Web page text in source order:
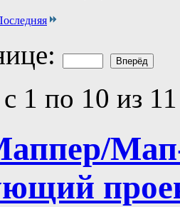
1 по 10 из 11